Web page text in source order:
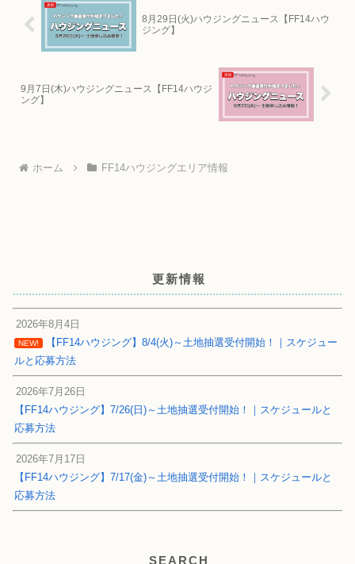
8月29日(火)ハウジングニュース【FF14ハウ
ジング】
9月7日(木)ハウジングニュース【FF14ハウジ
ング】
ホーム FF14ハウジングエリア情報
更新情報
2026年8月4日
NEW!
【FF14ハウジング】8/4(火)～土地抽選受付開始！｜スケジュー
ルと応募方法
2026年7月26日
【FF14ハウジング】7/26(日)～土地抽選受付開始！｜スケジュールと
応募方法
2026年7月17日
【FF14ハウジング】7/17(金)～土地抽選受付開始！｜スケジュールと
応募方法
SEARCH